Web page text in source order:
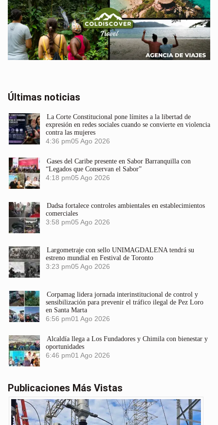
Últimas noticias
La Corte Constitucional pone límites a la libertad de
expresión en redes sociales cuando se convierte en violencia
contra las mujeres
4:36 pm05 Ago 2026
Gases del Caribe presente en Sabor Barranquilla con
“Legados que Conservan el Sabor”
4:18 pm05 Ago 2026
Dadsa fortalece controles ambientales en establecimientos
comerciales
3:58 pm05 Ago 2026
Largometraje con sello UNIMAGDALENA tendrá su
estreno mundial en Festival de Toronto
3:23 pm05 Ago 2026
Corpamag lidera jornada interinstitucional de control y
sensibilización para prevenir el tráfico ilegal de Pez Loro
en Santa Marta
6:56 pm01 Ago 2026
Alcaldía llega a Los Fundadores y Chimila con bienestar y
oportunidades
6:46 pm01 Ago 2026
Publicaciones Más Vistas